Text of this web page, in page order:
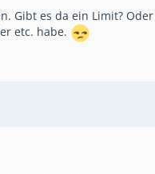
Gibt es da ein Limit?
etc. habe.